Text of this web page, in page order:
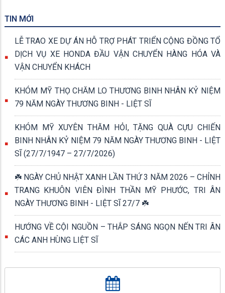
TIN MỚI
LỄ TRAO XE DỰ ÁN HỖ TRỢ PHÁT TRIỂN CỘNG ĐỒNG TỔ
DỊCH VỤ XE HONDA ĐẦU VẬN CHUYỂN HÀNG HÓA VÀ
VẬN CHUYỂN KHÁCH
KHÓM MỸ THỌ CHĂM LO THƯƠNG BINH NHÂN KỶ NIỆM
79 NĂM NGÀY THƯƠNG BINH - LIỆT SĨ
KHÓM MỸ XUYÊN THĂM HỎI, TẶNG QUÀ CỰU CHIẾN
BINH NHÂN KỶ NIỆM 79 NĂM NGÀY THƯƠNG BINH - LIỆT
SĨ (27/7/1947 – 27/7/2026)
☘️ NGÀY CHỦ NHẬT XANH LẦN THỨ 3 NĂM 2026 – CHỈNH
TRANG KHUÔN VIÊN ĐÌNH THẦN MỸ PHƯỚC, TRI ÂN
NGÀY THƯƠNG BINH - LIỆT SĨ 27/7 ☘️
HƯỚNG VỀ CỘI NGUỒN – THẮP SÁNG NGỌN NẾN TRI ÂN
CÁC ANH HÙNG LIỆT SĨ